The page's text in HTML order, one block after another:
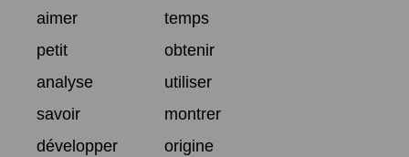
aimer
temps
petit
obtenir
analyse
utiliser
savoir
montrer
développer
origine